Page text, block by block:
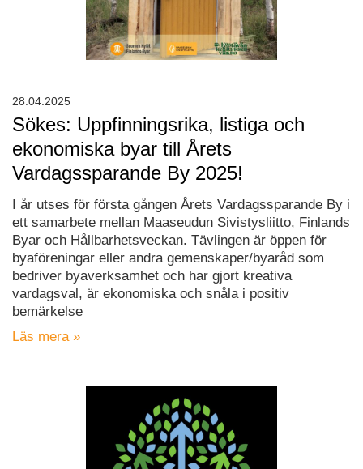
Sökes: Uppfinningsrika, listiga och
ekonomiska byar till Årets
Vardagssparande By 2025!
I år utses för första gången Årets Vardagssparande By i
ett samarbete mellan Maaseudun Sivistysliitto, Finlands
Byar och Hållbarhetsveckan. Tävlingen är öppen för
byaföreningar eller andra gemenskaper/byaråd som
bedriver byaverksamhet och har gjort kreativa
vardagsval, är ekonomiska och snåla i positiv
bemärkelse
Läs mera »
28.04.2025